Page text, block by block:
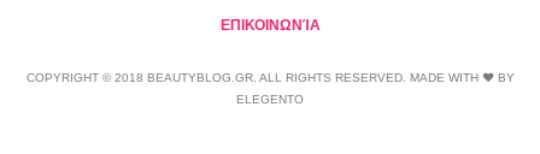
ΕΠΙΚΟΙΝΩΝΊΑ
COPYRIGHT © 2018 BEAUTYBLOG.GR. ALL RIGHTS RESERVED. MADE WITH ❤ BY
ELEGENTO